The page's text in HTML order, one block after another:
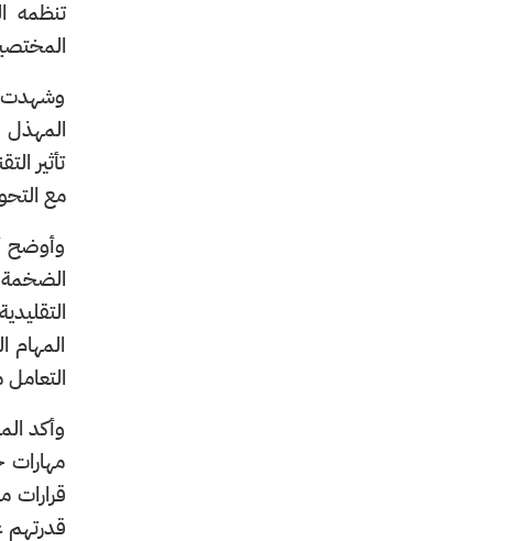
تنظمه
وشهدت
المهذل
تأثير
مع
وأوضح
المهام
وأكد
مهارات
قرارات
قدرتهم